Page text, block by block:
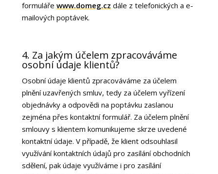
formuláře www.domeg.cz dále z telefonických a e-
mailových poptávek.
4. Za jakým účelem zpracováváme
osobní údaje klientů?
Osobní údaje klientů zpracováváme za účelem
plnění uzavřených smluv, tedy za účelem vyřízení
objednávky a odpovědi na poptávku zaslanou
zejména přes kontaktní formulář. Za účelem plnění
smlouvy s klientem komunikujeme skrze uvedené
kontaktní údaje. V případě, že klient odsouhlasil
využívání kontaktních údajů pro zasílání obchodních
sdělení, pak údaje využíváme i pro zasílání